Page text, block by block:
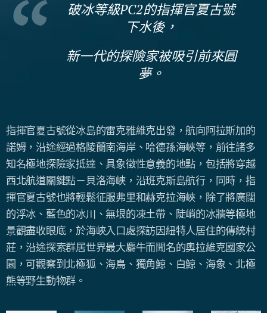
破冰等級PC2的指揮官夏古號
下水後，
新一代的探險家被吸引前來圓
夢。
指揮官夏古號從冰島的雷克雅維克出發，航向阿拉斯加的
諾姆，沿途經過格陵蘭南海岸、哈德孫海峽等，前往諸多
知名極地探險家抵達、具象徵性意義的地點，包括將穿越
西北航道關鍵點－貝洛海峽，沿班克斯島航行，同時，指
揮官夏古號也將輕鬆征服弗里和赫克拉海峽，除了將廣闊
的浮冰、藍色的冰川、無垠的凍土帶、陡峭的冰牆等極地
景觀盡收眼底，於海峽入口處探訪因紐特人居住的傳統村
莊，沿途探索群居世界最大麝牛而聞名的奧拉維克國家公
園，可觀察到北極狐、海鳥、獨角鯨、白鯨、海象、北極
熊等野生動物群。